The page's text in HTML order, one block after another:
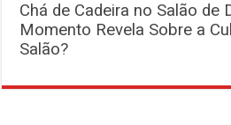
Chá de Cadeira no Salão de
Momento Revela Sobre a
Salão?